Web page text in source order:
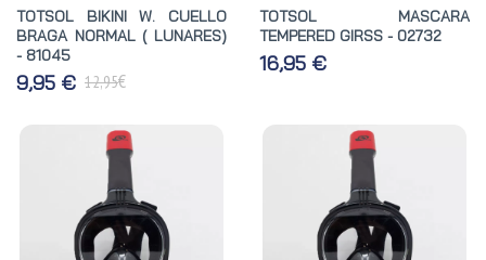
TOTSOL BIKINI W. CUELLO
BRAGA NORMAL ( LUNARES)
- 81045
9,95 € 12,95€
TOTSOL MASCARA
TEMPERED GIRSS - 02732
16,95 €